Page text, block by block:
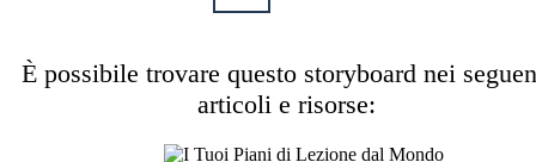
È possibile trovare questo storyboard nei
articoli e risorse: